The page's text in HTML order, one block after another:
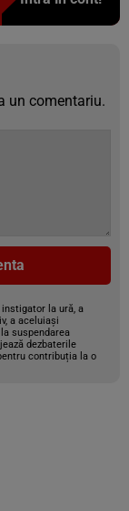
un comentariu.
la ură, a
a aceluiași
suspendarea
dezbaterile
contribuția la o